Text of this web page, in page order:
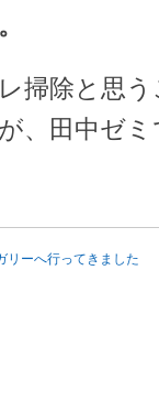
掃除と思
、田中ゼミ
リーへ行ってきました